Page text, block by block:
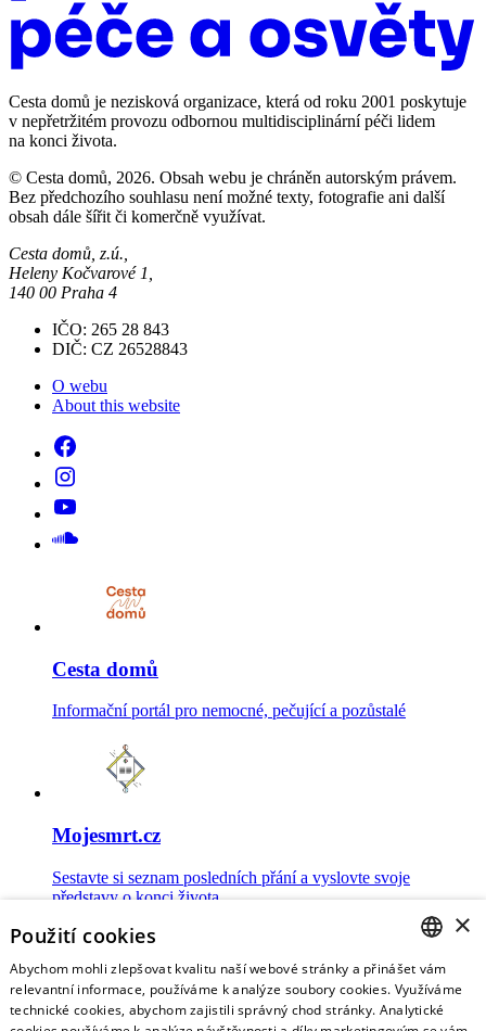
Cesta domů je nezisková organizace, která od roku 2001 poskytuje
v nepřetržitém provozu odbornou multidisciplinární péči lidem
na konci života.
© Cesta domů, 2026. Obsah webu je chráněn autorským právem.
Bez předchozího souhlasu není možné texty, fotografie ani další
obsah dále šířit či komerčně využívat.
Cesta domů, z.ú.,
Heleny Kočvarové 1,
140 00 Praha 4
IČO: 265 28 843
DIČ: CZ 26528843
O webu
About this website
Cesta domů
Informační portál pro nemocné, pečující a pozůstalé
Mojesmrt.cz
Sestavte si seznam posledních přání a vyslovte svoje
představy o konci života
Data o umírání
CZECH
ENGLISH
×
Použití cookies
Abychom mohli zlepšovat kvalitu naší webové stránky a přinášet vám
relevantní informace, používáme k analýze soubory cookies. Využíváme
technické cookies, abychom zajistili správný chod stránky. Analytické